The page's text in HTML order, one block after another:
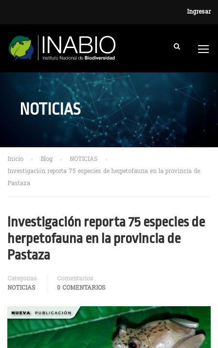
Ingresar
NOTICIAS
Inicio Blog
NOTICIAS
Investigación reporta 75 especies de herpetofauna en la provincia de
Pastaza
Investigación reporta 75 especies de
herpetofauna en la provincia de
Pastaza
Categorías
NOTICIAS
Comentarios
0 COMENTARIOS